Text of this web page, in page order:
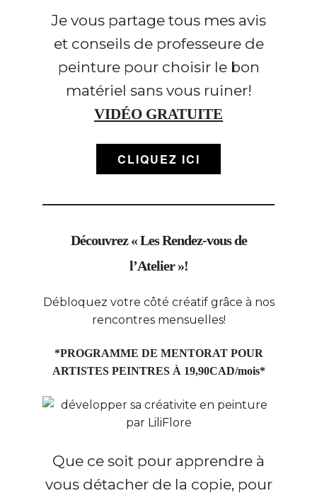
Je vous partage tous mes avis
et conseils de professeure de
peinture pour choisir le bon
matériel sans vous ruiner!
VIDÉO GRATUITE
CLIQUEZ ICI
Découvrez « Les Rendez-vous de
l’Atelier »!
Débloquez votre côté créatif grâce à nos
rencontres mensuelles!
*PROGRAMME DE MENTORAT POUR
ARTISTES PEINTRES À 19,90CAD/mois*
Que ce soit pour apprendre à
vous détacher de la copie, pour